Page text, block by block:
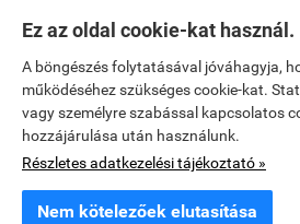
Ez az oldal cookie-kat használ.
A böngészés folytatásával jóváhagyja,
működéséhez szükséges cookie-kat.
vagy személyre szabással kapcsolatos
hozzájárulása után használunk.
Részletes adatkezelési tájékoztató »
Nem kötelezőek elutasítása